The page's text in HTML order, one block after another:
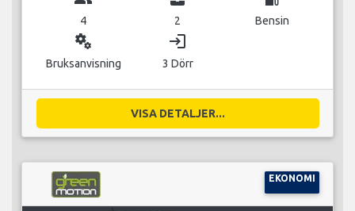
4 2 Bensin
miscellaneous_services
Bruksanvisning
login
3 Dörr
VISA DETALJER...
EKONOMI